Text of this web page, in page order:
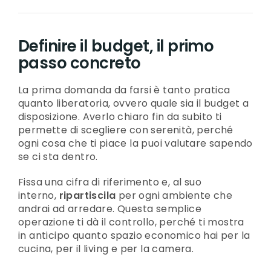
Definire il budget, il primo
passo concreto
La prima domanda da farsi è tanto pratica
quanto liberatoria, ovvero quale sia il budget a
disposizione. Averlo chiaro fin da subito ti
permette di scegliere con serenità, perché
ogni cosa che ti piace la puoi valutare sapendo
se ci sta dentro.
Fissa una cifra di riferimento e, al suo
interno, ripartiscila per ogni ambiente che
andrai ad arredare. Questa semplice
operazione ti dà il controllo, perché ti mostra
in anticipo quanto spazio economico hai per la
cucina, per il living e per la camera.